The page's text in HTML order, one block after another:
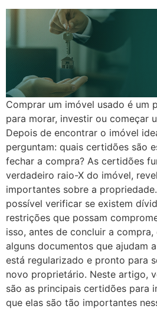
Comprar um imóvel usado é um
para morar, investir ou começar
Depois de encontrar o imóvel
perguntam: quais certidões são
fechar a compra? As certidões
verdadeiro raio-X do imóvel,
importantes sobre a
possível verificar se existem
restrições que possam
isso, antes de concluir a
alguns documentos que ajudam
está regularizado e pronto para
novo proprietário. Neste artigo,
são as principais certidões para
que elas são tão importantes